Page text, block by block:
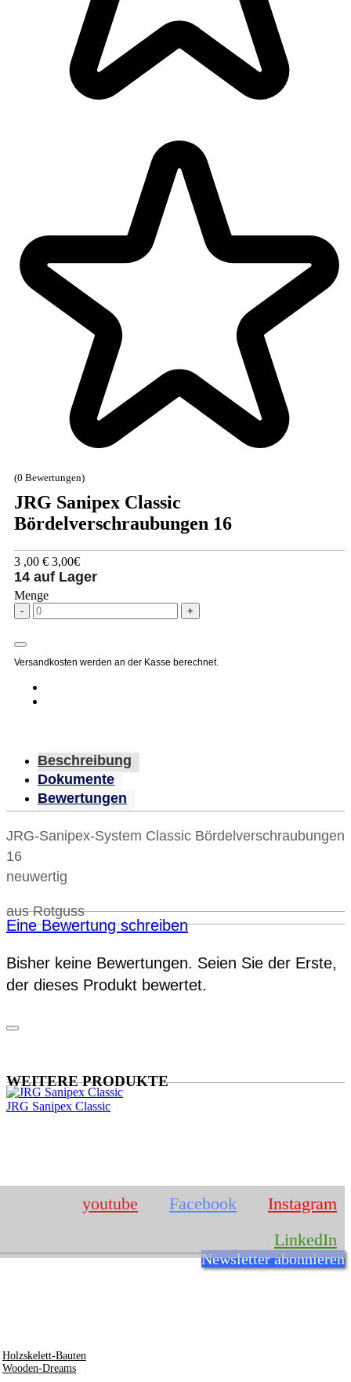
(0 Bewertungen)
JRG Sanipex Classic
Bördelverschraubungen 16
3 ,00 € 3,00€
14 auf Lager
Menge
- +
Versandkosten werden an der Kasse berechnet.
Beschreibung
Dokumente
Bewertungen
JRG-Sanipex-System Classic Bördelverschraubungen
16
neuwertig
aus Rotguss
Eine Bewertung schreiben
Bisher keine Bewertungen. Seien Sie der Erste,
der dieses Produkt bewertet.
WEITERE PRODUKTE
JRG Sanipex Classic
youtube Facebook
Instagram
LinkedIn
Newsletter abonnieren
Holzskelett-Bauten
Wooden-Dreams